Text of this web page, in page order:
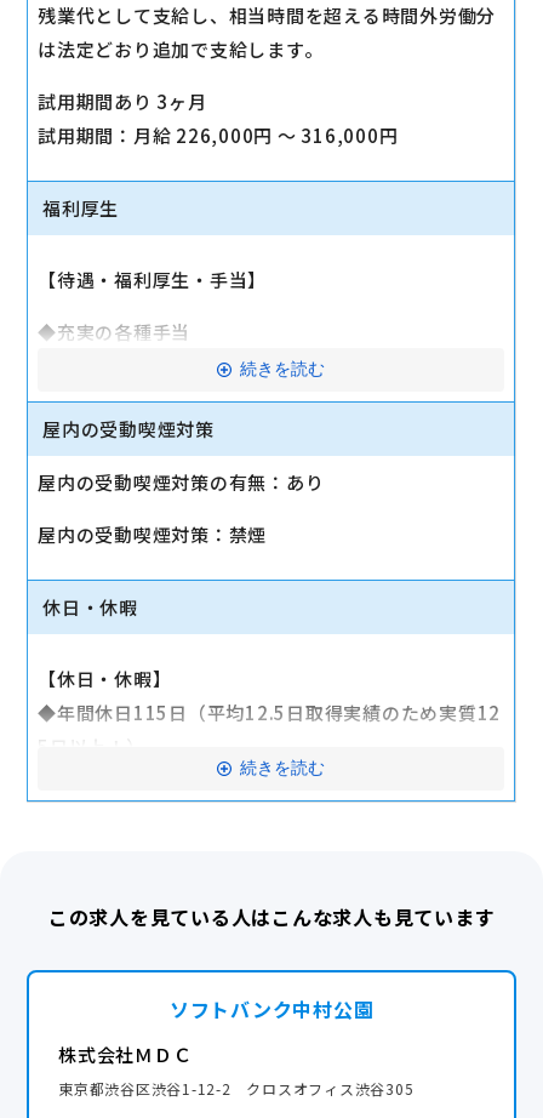
残業代として支給し、相当時間を超える時間外労働分
は法定どおり追加で支給します。
試用期間あり 3ヶ月
試用期間：月給 226,000円 〜 316,000円
福利厚生
【待遇・福利厚生・手当】
◆充実の各種手当
資格手当（月最大8万円／全額還元！）
扶養家族手当（20歳までの子1人につき月1万円）
残業手当（超過分全額）／販売手当（月平均1〜2万
昇給年1回／賞与年2回（昨年度実績：4.0ヶ月分！）
社会保険完備／社宅制度／退職金・企業型確定拠出年
金
◆子育て・リフレッシュも応援
育児短時間勤務／ベビーシッター補助／パパママコン
会員制高級リゾートホテル・社員保養所（1泊2000
定期健康診断／インフルエンザ予防接種／屋内禁煙／
「賞与4ヶ月分」「月最大8万円の資格手当」など頑張
もあり、将来も安心して長く働ける環境です。
続きを読む
屋内の受動喫煙対策
屋内の受動喫煙対策の有無：あり
屋内の受動喫煙対策：禁煙
休日・休暇
【休日・休暇】
◆年間休日115日（平均12.5日取得実績のため実質12
5日以上！）
・シフト制（月9〜10日休み）※月2〜3日は希望休O
・産前産後・育児休暇（取得率100%！）／介護・慶
【プライベートも諦めない！働きやすさの秘密】
店舗全体で定時退社を推奨。「仕事帰りに友達とご
飯」「趣味の時間」など、毎日のプライベートも大切
続きを読む
この求人を見ている人はこんな求人も見ています
ソフトバンク中村公園
株式会社ＭＤＣ
東京都渋谷区渋谷1-12-2 クロスオフィス渋谷305